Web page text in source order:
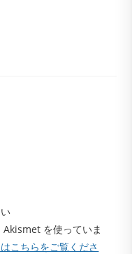
を使っていま
こちらをご覧くださ